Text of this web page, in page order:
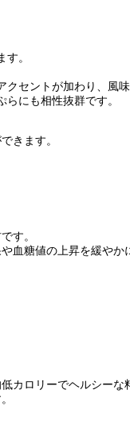
。
セントが加わり、風味
にも相性抜群です。
きます。
す。
血糖値の上昇を緩やか
カロリーでヘルシーな